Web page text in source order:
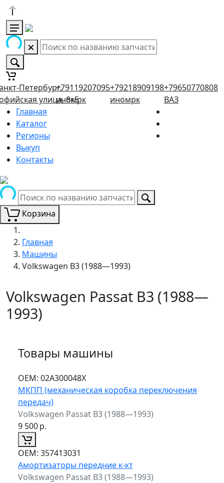
Петербург,
улица, 8к5
+79119207095
иномрк
+79218909198
иномрк
+79650770808
ВАЗ
Главная
Каталог
Регионы
Выкуп
Контакты
Корзина
Главная
Машины
Volkswagen B3 (1988—1993)
Volkswagen Passat B3 (1988—
1993)
Товары машины
ОЕМ: 02A300048X
МКПП (механическая коробка переключения
передач)
Volkswagen Passat B3 (1988—1993)
9 500р.
ОЕМ: 357413031
Амортизаторы передние к-кт
Volkswagen Passat B3 (1988—1993)